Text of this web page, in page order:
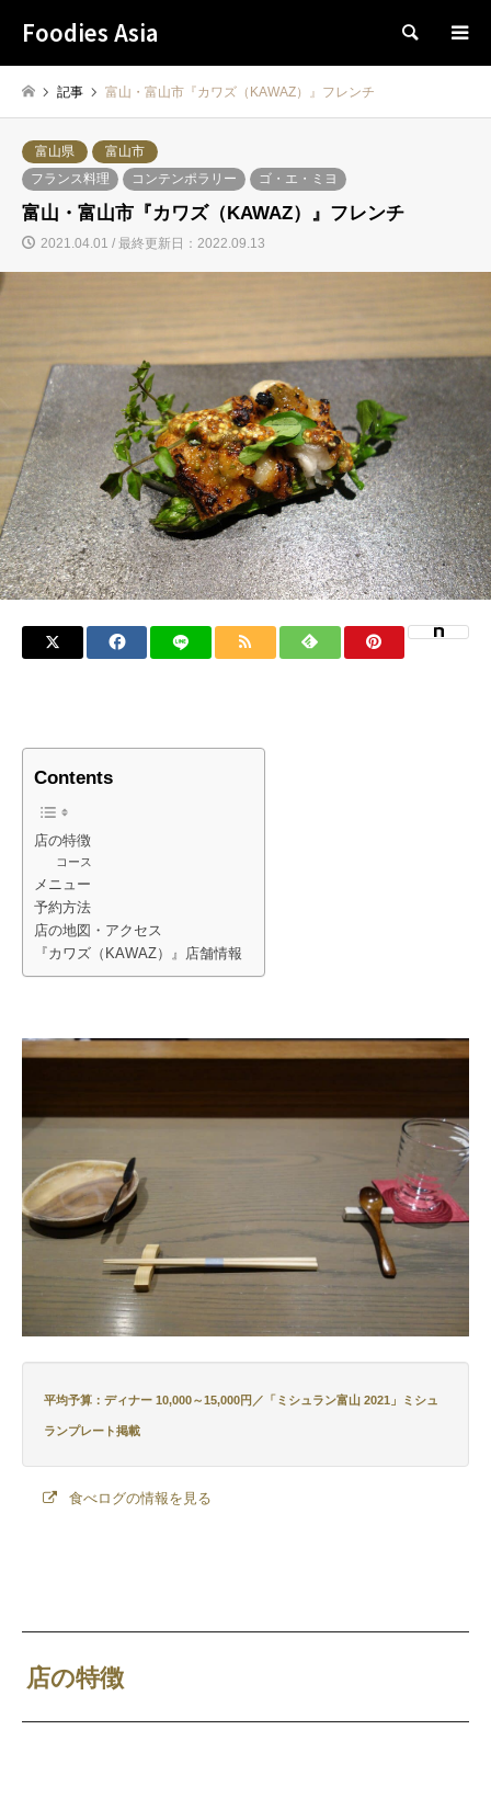
Foodies Asia 検索
記事 富山・富山市『カワズ（KAWAZ）』フレンチ
富山県
富山市
フランス料理
コンテンポラリー ゴ・エ・ミヨ
富山・富山市『カワズ（KAWAZ）』フレンチ
2021.04.01 / 最終更新日：2022.09.13
Contents
店の特徴
コース
メニュー
予約方法
店の地図・アクセス
『カワズ（KAWAZ）』店舗情報
平均予算：ディナー 10,000～15,000円／ 「ミシュラン富山 2021」ミシュ
ランプレート掲載
食べログの情報を見る
店の特徴